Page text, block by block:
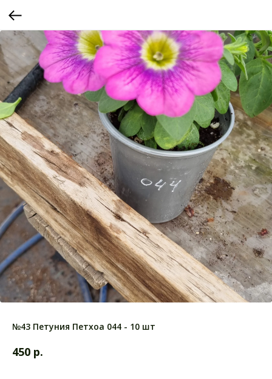
№43 Петуния Петхоа 044 - 10 шт
450 р.